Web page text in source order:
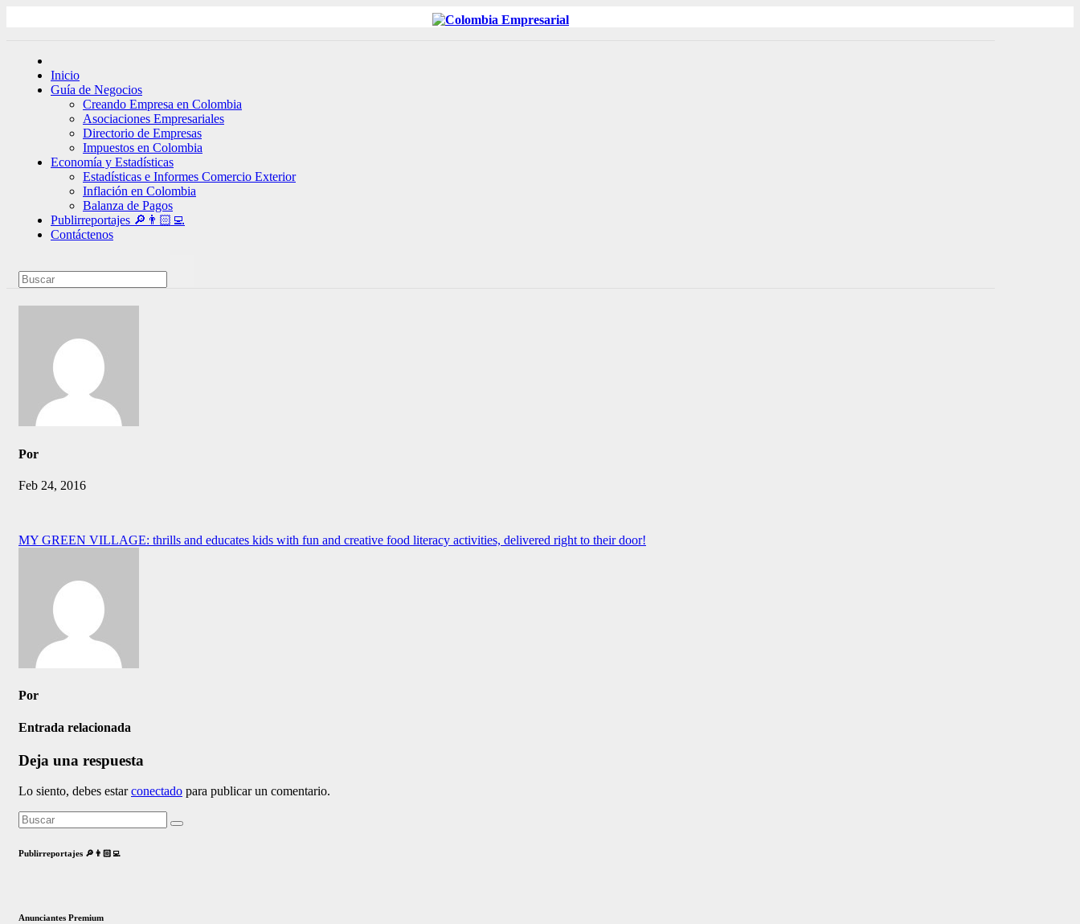
Inicio
Guía de Negocios
Creando Empresa en Colombia
Asociaciones Empresariales
Directorio de Empresas
Impuestos en Colombia
Economía y Estadísticas
Estadísticas e Informes Comercio Exterior
Inflación en Colombia
Balanza de Pagos
Publirreportajes 🔎👨🏻‍💻
Contáctenos
Por
Feb 24, 2016
Navegación
entradas
MY GREEN VILLAGE: thrills and educates kids with fun and creative food literacy activities, delivered right to their door!
Por
Entrada relacionada
Deja una respuesta
Lo siento, debes estarconectado para publicar un comentario.
Publirreportajes 🔎👨🏻‍💻
Anunciantes Premium